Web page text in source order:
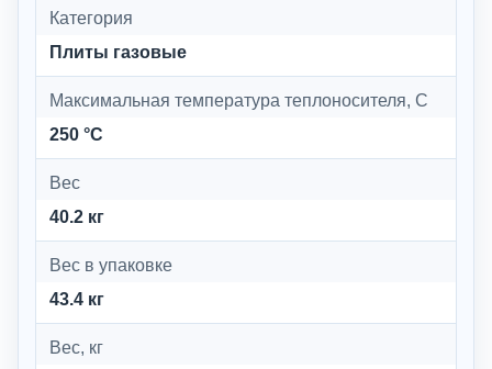
Категория
Плиты газовые
Максимальная температура теплоносителя, C
250 °C
Вес
40.2 кг
Вес в упаковке
43.4 кг
Вес, кг